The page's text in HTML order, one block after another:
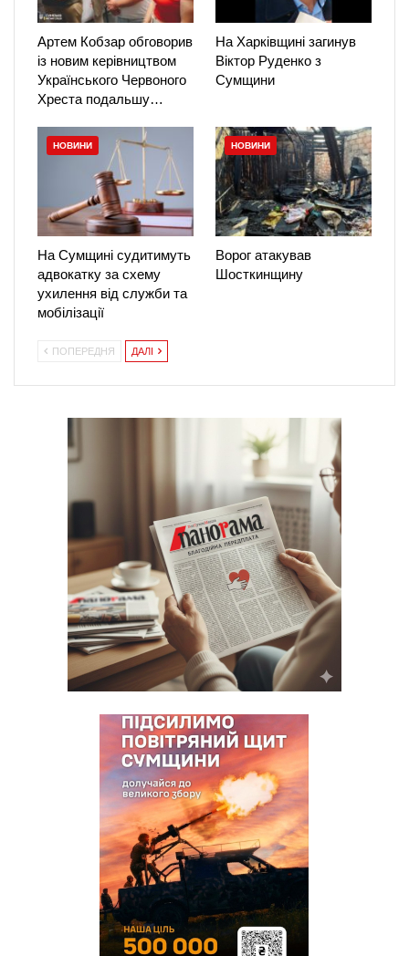
Артем Кобзар обговорив
із новим керівництвом
Українського Червоного
Хреста подальшу…
На Харківщині загинув
Віктор Руденко з
Сумщини
НОВИНИ
На Сумщині судитимуть
адвокатку за схему
ухилення від служби та
мобілізації
НОВИНИ
Ворог атакував
Шосткинщину
ПОПЕРЕДНЯ ДАЛІ